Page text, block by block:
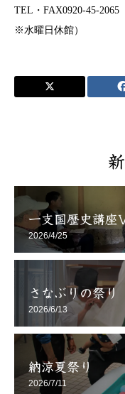
TEL・FAX0920-45-
※水曜日休館）
一支国歴史講
2026/4/25
さなぶりの祭り
2026/6/13
納涼夏祭り
2026/7/11